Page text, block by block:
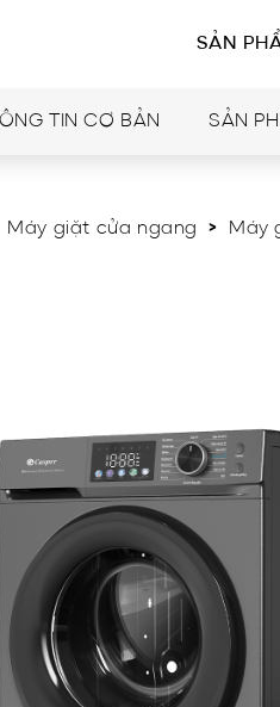
SẢN
TIN CƠ BẢN SẢN
Máy giặt cửa ngang > Máy